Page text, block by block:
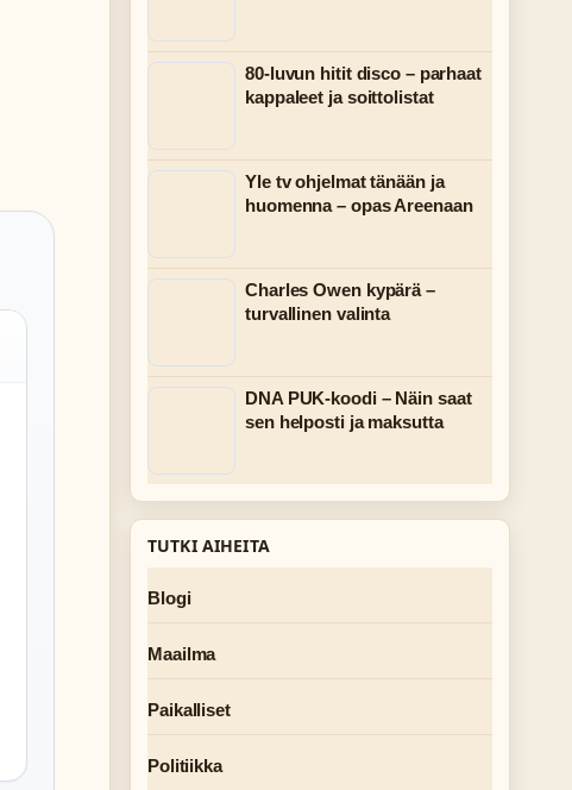
80-luvun hitit disco – parhaat
kappaleet ja soittolistat
Yle tv ohjelmat tänään ja
huomenna – opas Areenaan
Charles Owen kypärä –
turvallinen valinta
DNA PUK-koodi – Näin saat
sen helposti ja maksutta
TUTKI AIHEITA
Blogi
Maailma
Paikalliset
Politiikka